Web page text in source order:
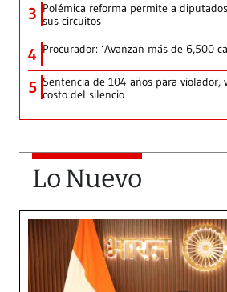
3 Polémica reforma permite a
sus circuitos
4 Procurador: ‘Avanzan más de 6,500
5 Sentencia de 104 años para violador,
costo del silencio
Lo Nuevo